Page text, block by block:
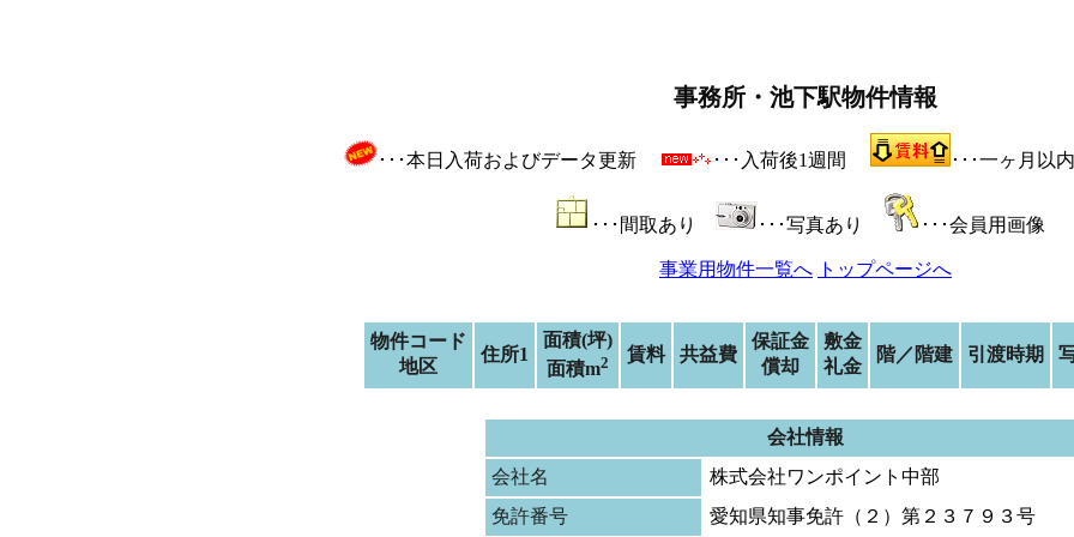
事務所・池下駅物件情報
･･･本日入荷およびデータ更新 ･･･入荷後1週間 ･･･一ヶ月以
･･･間取あり ･･･写真あり ･･･会員用画像
事業用物件一覧へ トップページへ
物件コード
地区
住所1
面積(坪)
面積m2 賃料 共益費
保証金
償却
敷金
礼金
階／階建 引渡時期
会社情報
会社名
株式会社ワンポイント中部
免許番号
愛知県知事免許（２）第２３７９３号